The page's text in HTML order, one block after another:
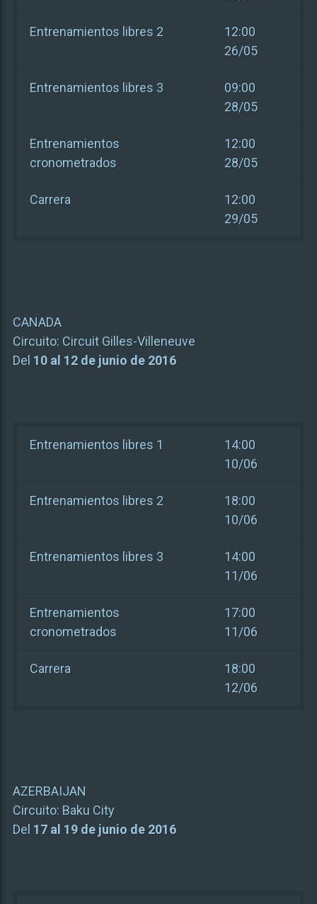
Entrenamientos libres 2
12:00
26/05
Entrenamientos libres 3
09:00
28/05
Entrenamientos
cronometrados
12:00
28/05
Carrera
12:00
29/05
CANADA
Circuito: Circuit Gilles-Villeneuve
Del 10 al 12 de junio de 2016
Entrenamientos libres 1
14:00
10/06
Entrenamientos libres 2
18:00
10/06
Entrenamientos libres 3
14:00
11/06
Entrenamientos
cronometrados
17:00
11/06
Carrera
18:00
12/06
AZERBAIJAN
Circuito: Baku City
Del 17 al 19 de junio de 2016